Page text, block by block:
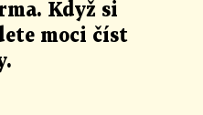
Když si
moci číst
.